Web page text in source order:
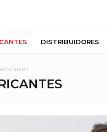
DISTRIBUIDORES